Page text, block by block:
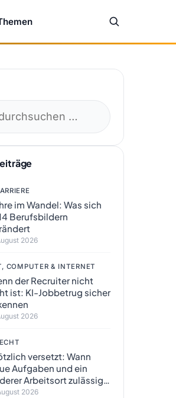
im Wandel: Was sich
Berufsbildern
2026
COMPUTER & INTERNET
der Recruiter nicht
ist: KI-Jobbetrug sicher
2026
versetzt: Wann
Aufgaben und ein
Arbeitsort zulässig
2026